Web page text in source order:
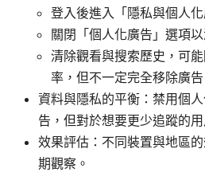
登入後進入「隱私與個人
關閉「個人化廣告」選項
清除觀看與搜索歷史，可
率，但不一定完全移除廣告
資料與隱私的平衡：禁用個
告，但對於想要更少追蹤的
效果評估：不同裝置與地區
期觀察。